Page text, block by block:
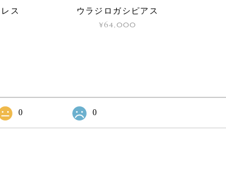
ス ウラジロガシピアス
¥64,000
0 0